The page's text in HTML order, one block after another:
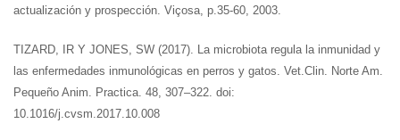
actualización y prospección. Viçosa, p.35-60, 2003.
TIZARD, IR Y JONES, SW (2017). La microbiota regula la inmunidad y
las enfermedades inmunológicas en perros y gatos. Vet.Clin. Norte Am.
Pequeño Anim. Practica. 48, 307–322. doi:
10.1016/j.cvsm.2017.10.008